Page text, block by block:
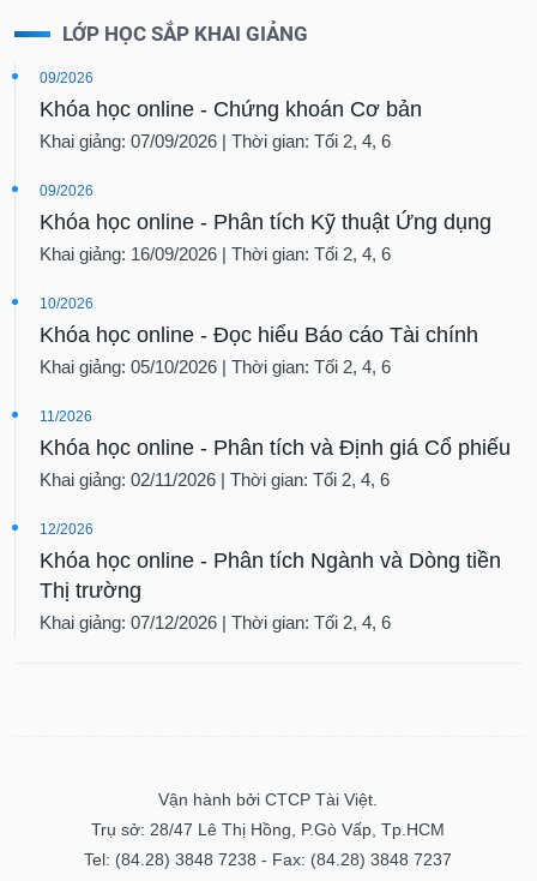
LỚP HỌC SẮP KHAI GIẢNG
09/2026
Khóa học online - Chứng khoán Cơ bản
Khai giảng: 07/09/2026 | Thời gian: Tối 2, 4, 6
09/2026
Khóa học online - Phân tích Kỹ thuật Ứng dụng
Khai giảng: 16/09/2026 | Thời gian: Tối 2, 4, 6
10/2026
Khóa học online - Đọc hiểu Báo cáo Tài chính
Khai giảng: 05/10/2026 | Thời gian: Tối 2, 4, 6
11/2026
Khóa học online - Phân tích và Định giá Cổ phiếu
Khai giảng: 02/11/2026 | Thời gian: Tối 2, 4, 6
12/2026
Khóa học online - Phân tích Ngành và Dòng tiền
Thị trường
Khai giảng: 07/12/2026 | Thời gian: Tối 2, 4, 6
Vận hành bởi CTCP Tài Việt.
Trụ sở: 28/47 Lê Thị Hồng, P.Gò Vấp, Tp.HCM
Tel: (84.28) 3848 7238 - Fax: (84.28) 3848 7237